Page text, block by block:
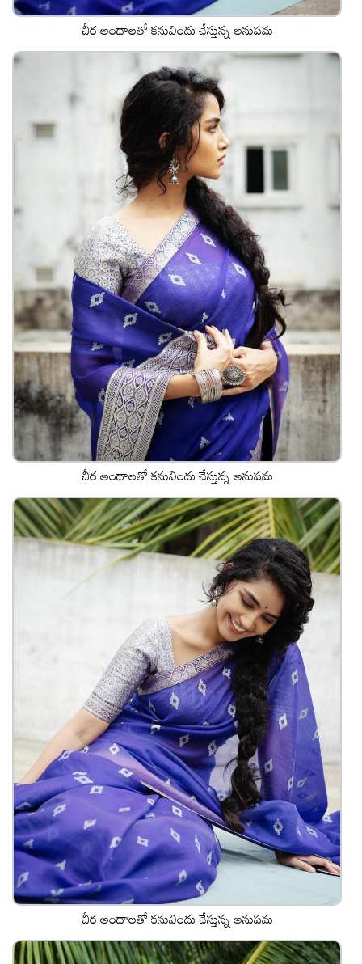
చీర అందాలతో కనువిందు చేస్తున్న అనుపమ
చీర అందాలతో కనువిందు చేస్తున్న అనుపమ
చీర అందాలతో కనువిందు చేస్తున్న అనుపమ